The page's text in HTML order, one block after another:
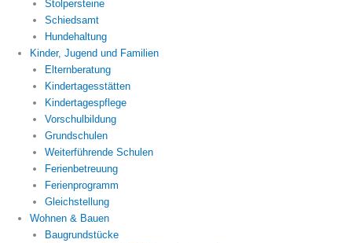
Stolpersteine
Schiedsamt
Hundehaltung
Kinder, Jugend und Familien
Elternberatung
Kindertagesstätten
Kindertagespflege
Vorschulbildung
Grundschulen
Weiterführende Schulen
Ferienbetreuung
Ferienprogramm
Gleichstellung
Wohnen & Bauen
Baugrundstücke